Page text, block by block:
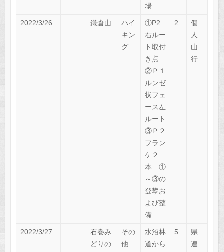
場
2022/3/26 鎌倉山
ハイ
キン
グ
①P2
右ルー
ト取付
き点
②Ｐ１
ルンゼ
状フェ
ース左
ルート
③Ｐ２
フラン
ケ２
本 ①
～③の
登攀お
よび整
備
2
個
人
山
行
2022/3/27
石巻み
どりの
その
他
水沼林
道から
5
県
連